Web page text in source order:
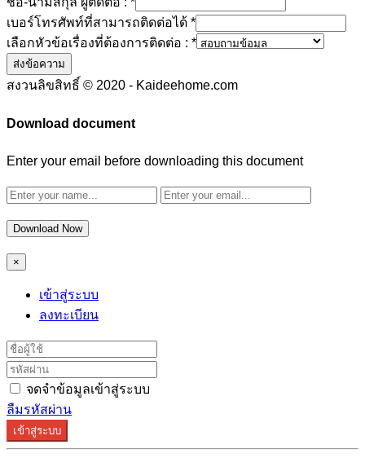
เบอร์โทรศัพท์ที่สามารถติดต่อได้ *
เลือกหัวข้อเรื่องที่ต้องการติดต่อ : *
ส่งข้อความ
สงวนลิขสิทธิ์ © 2020 - Kaideehome.com
Download document
Enter your email before downloading this document
Download Now
×
เข้าสู่ระบบ
ลงทะเบียน
จดจำข้อมูลเข้าสู่ระบบ
ลืมรหัสผ่าน
เข้าสู่ระบบ